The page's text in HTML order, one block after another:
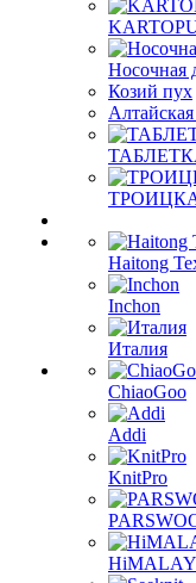
Носочная
Козий пух
Haitong
Inchon
Италия
ChiaoGoo
Addi
KnitPro